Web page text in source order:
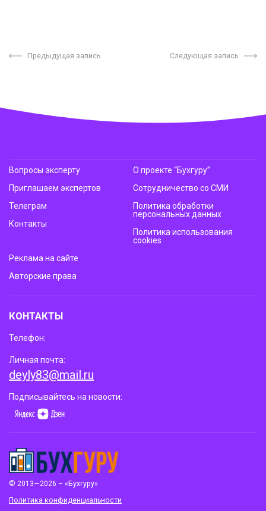
Предыдущая запись Следующая запись
© 2013—2026 – «Бухгуру»
Политика конфиденциальности
Вопросы эксперту
Приглашаем экспертов
Телеграм
Контакты
О проекте “Бухгуру”
Сотрудничество со СМИ
Политика обработки
персональных данных
Политика использования
cookies
Реклама на сайте
Авторские права
КОНТАКТЫ
Телефон:
Личная почта:
deyly83@mail.ru
Подписывайтесь на новости: